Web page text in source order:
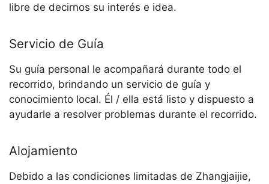
libre de decirnos su interés e idea.
Servicio de Guía
Su guía personal le acompañará durante todo el
recorrido, brindando un servicio de guía y
conocimiento local. Él / ella está listo y dispuesto a
ayudarle a resolver problemas durante el recorrido.
Alojamiento
Debido a las condiciones limitadas de Zhangjaijie,